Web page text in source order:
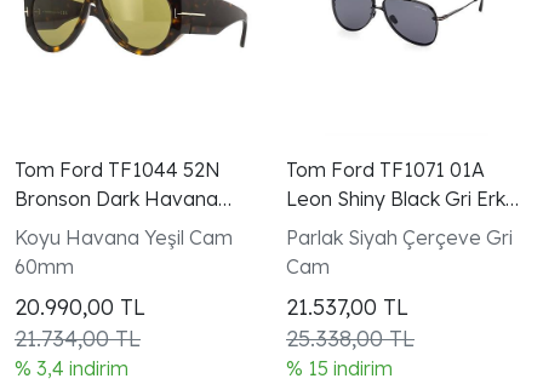
Tom Ford TF1044 52N
Bronson Dark Havana
Yeşil Unisex Güneş
Gözlüğü
Koyu Havana Yeşil Cam
60mm
20.990,00 TL
21.734,00 TL
% 3,4 indirim
Tom Ford TF1071 01A
Leon Shiny Black Gri Erkek
Unisex Pilot Güneş
Gözlüğü
Parlak Siyah Çerçeve Gri
Cam
21.537,00 TL
25.338,00 TL
% 15 indirim